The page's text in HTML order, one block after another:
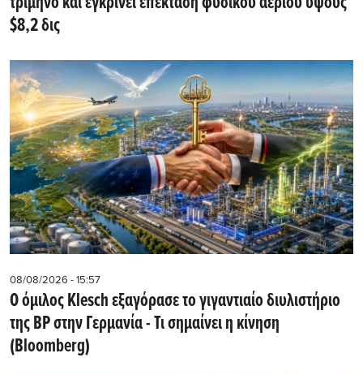
$8,2 δις
08/08/2026 - 15:57
Ο όμιλος Klesch εξαγόρασε το γιγαντιαίο διυλιστήριο
της BP στην Γερμανία - Τι σημαίνει η κίνηση
(Βloomberg)